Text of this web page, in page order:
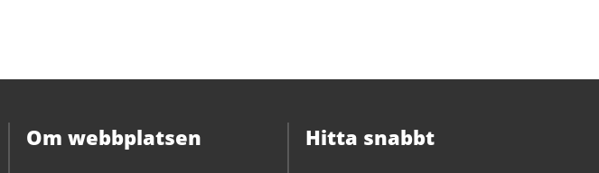
Om webbplatsen Hitta snabbt